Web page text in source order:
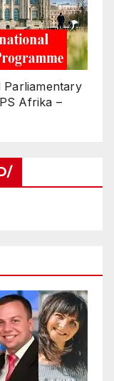
Parliamentary
Afrika –